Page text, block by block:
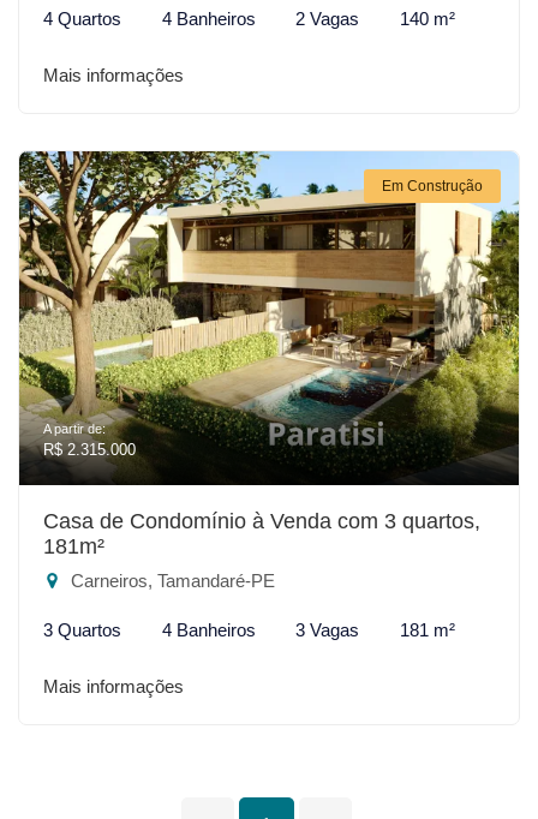
4 Quartos 4 Banheiros 2 Vagas 140 m²
Mais informações
Em Construção
A partir de:
R$ 2.315.000
Casa de Condomínio à Venda com 3 quartos,
181m²
Carneiros, Tamandaré-PE
3 Quartos 4 Banheiros 3 Vagas 181 m²
Mais informações